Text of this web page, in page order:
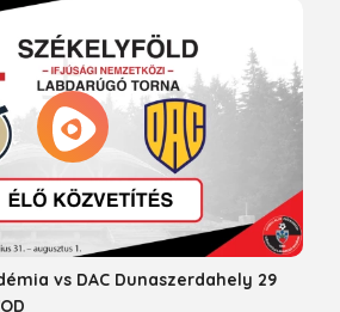
vs DAC Dunaszerdahely 29